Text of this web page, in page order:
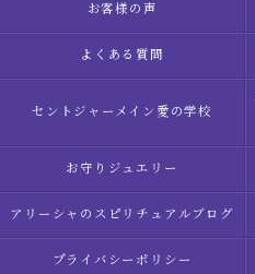
お客様の声
よくある質問
セントジャーメイン愛の学校
お守りジュエリー
アリーシャのスピリチュアルブログ
プライバシーポリシー